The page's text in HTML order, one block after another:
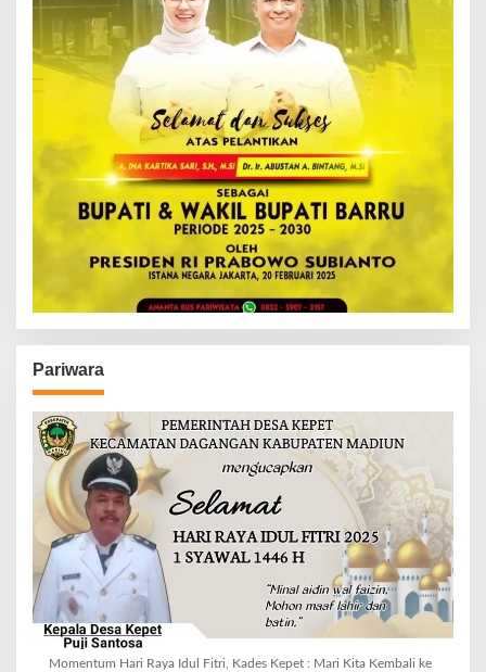
Pariwara
Momentum Hari Raya Idul Fitri, Kades Kepet : Mari Kita Kembali ke